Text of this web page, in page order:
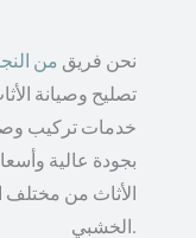
نحن فريق من
تصليح وصيانة
خدمات تركيب
بجودة عالية
الأثاث من مختلف
الخشبي.